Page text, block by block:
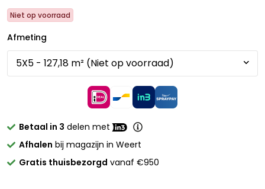
Niet op voorraad
Afmeting
Betaal in 3 delen met
Afhalen bij magazijn in Weert
Gratis thuisbezorgd vanaf €950